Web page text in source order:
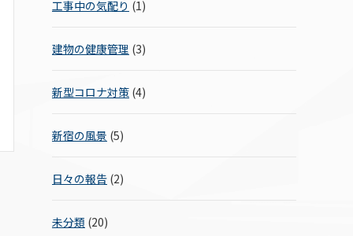
工事中の気配り (1)
建物の健康管理 (3)
新型コロナ対策 (4)
新宿の風景 (5)
日々の報告 (2)
未分類 (20)